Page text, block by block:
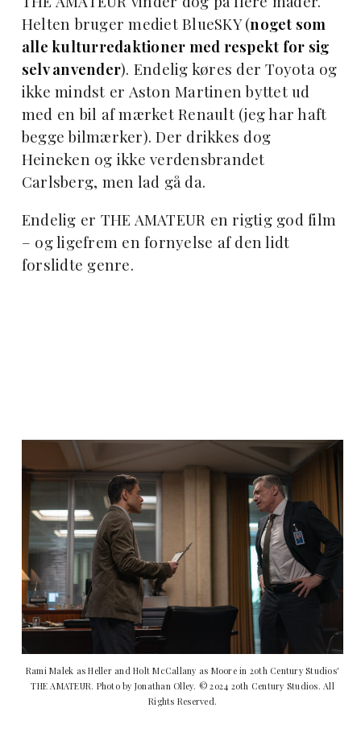
Helten bruger mediet BlueSKY (noget som
alle kulturredaktioner med respekt for sig
selv anvender). Endelig køres der Toyota og
ikke mindst er Aston Martinen byttet ud
med en bil af mærket Renault (jeg har haft
begge bilmærker). Der drikkes dog
Heineken og ikke verdensbrandet
Carlsberg, men lad gå da.
Endelig er THE AMATEUR en rigtig god film
– og ligefrem en fornyelse af den lidt
forslidte genre.
Rami Malek as Heller and Holt McCallany as Moore in 20th Century Studios'
THE AMATEUR. Photo by Jonathan Olley. © 2024 20th Century Studios. All
Rights Reserved.